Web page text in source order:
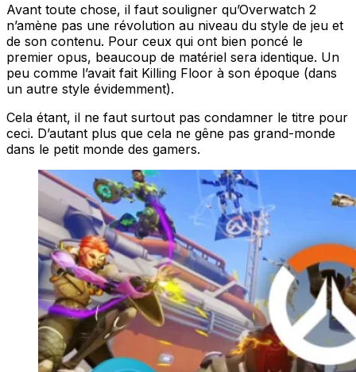
Avant toute chose, il faut souligner qu’Overwatch 2
n’amène pas une révolution au niveau du style de jeu et
de son contenu. Pour ceux qui ont bien poncé le
premier opus, beaucoup de matériel sera identique. Un
peu comme l’avait fait Killing Floor à son époque (dans
un autre style évidemment).
Cela étant, il ne faut surtout pas condamner le titre pour
ceci. D’autant plus que cela ne gêne pas grand-monde
dans le petit monde des gamers.